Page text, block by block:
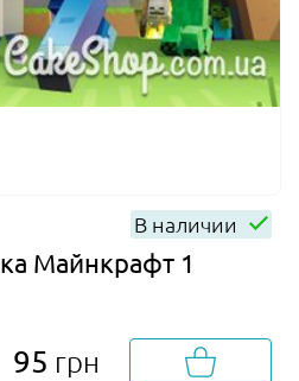
В наличии
Майнкрафт 1
95 грн